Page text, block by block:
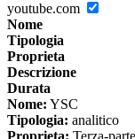
youtube.com
Nome
Tipologia
Proprieta
Descrizione
Durata
Nome: YSC
Tipologia: analitico